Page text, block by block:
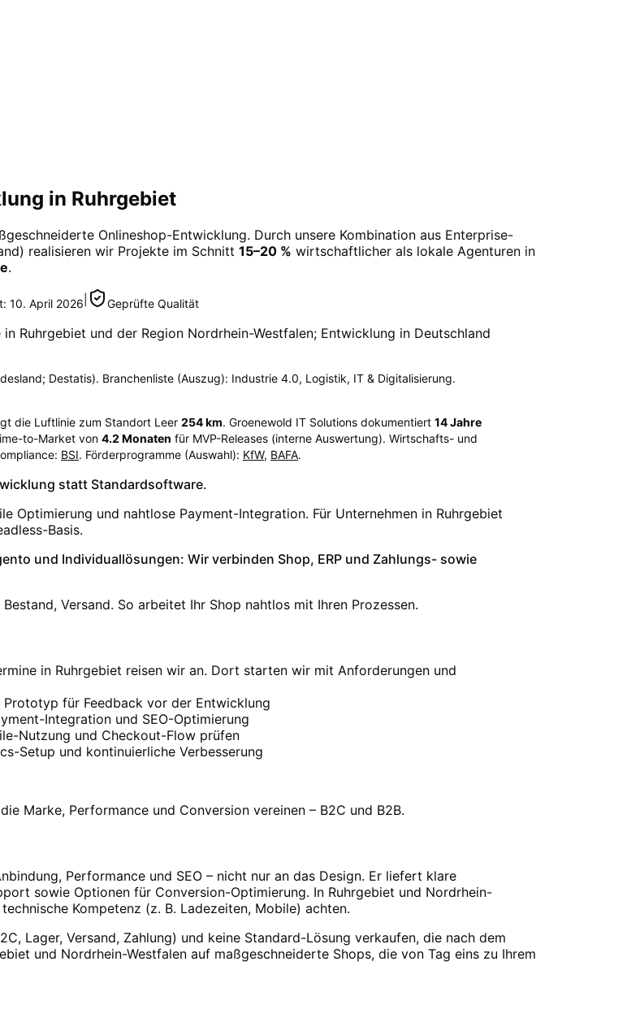
in Ruhrgebiet
Onlineshop-Entwicklung. Durch unsere Kombination aus Enterprise-
realisieren wir Projekte im Schnitt 15–20 % wirtschaftlicher als lokale Agenturen in
.
10. April 2026 Geprüfte Qualität
in Ruhrgebiet und der Region Nordrhein-Westfalen; Entwicklung in Deutschland
Destatis). Branchenliste (Auszug): Industrie 4.0, Logistik, IT & Digitalisierung.
die Luftlinie zum Standort Leer 254km. Groenewold IT Solutions dokumentiert 14Jahre
to-Market von 4.2 Monaten für MVP-Releases (interne Auswertung). Wirtschafts- und
BSI. Förderprogramme (Auswahl): KfW, BAFA.
statt Standardsoftware.
Optimierung und nahtlose Payment-Integration. Für Unternehmen in Ruhrgebiet
Basis.
und Individuallösungen: Wir verbinden Shop, ERP und Zahlungs- sowie
Versand. So arbeitet Ihr Shop nahtlos mit Ihren Prozessen.
in Ruhrgebiet reisen wir an. Dort starten wir mit Anforderungen und
für Feedback vor der Entwicklung
Integration und SEO-Optimierung
Nutzung und Checkout-Flow prüfen
Setup und kontinuierliche Verbesserung
Marke, Performance und Conversion vereinen – B2C und B2B.
Performance und SEO – nicht nur an das Design. Er liefert klare
sowie Optionen für Conversion-Optimierung. In Ruhrgebiet und Nordrhein-
Kompetenz (z. B. Ladezeiten, Mobile) achten.
Lager, Versand, Zahlung) und keine Standard-Lösung verkaufen, die nach dem
und Nordrhein-Westfalen auf maßgeschneiderte Shops, die von Tag eins zu Ihrem